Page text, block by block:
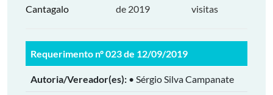
Cantagalo
de 2019
visitas
Requerimento nº 023 de 12/09/2019
Autoria/Vereador(es): • Sérgio Silva Campanate